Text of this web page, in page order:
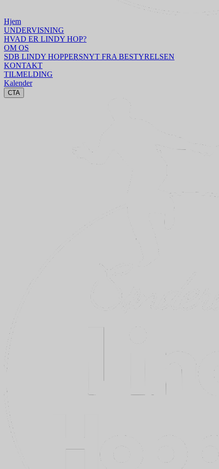
Hjem
UNDERVISNING
HVAD ER LINDY HOP?
OM OS
SDB LINDY HOPPERSNYT FRA BESTYRELSEN
KONTAKT
TILMELDING
Kalender
CTA